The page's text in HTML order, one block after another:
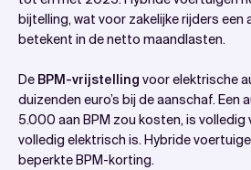
bijtelling, wat voor zakelijke rijders een
betekent in de netto maandlasten.
De BPM-vrijstelling voor elektrische
duizenden euro’s bij de aanschaf. Een
5.000 aan BPM zou kosten, is
volledig elektrisch is. Hybride
beperkte BPM-korting.